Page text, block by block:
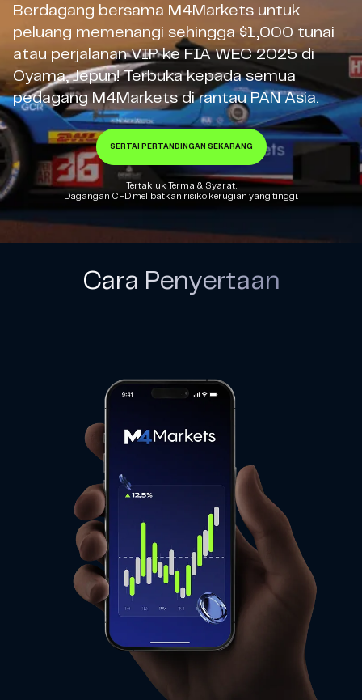
Berdagang bersama M4Markets untuk
peluang memenangi sehingga $1,000 tunai
atau perjalanan VIP ke FIA WEC 2025 di
Oyama, Jepun! Terbuka kepada semua
pedagang M4Markets di rantau PAN Asia.
SERTAI PERTANDINGAN SEKARANG
Tertakluk Terma & Syarat.
Dagangan CFD melibatkan risiko kerugian yang tinggi.
Cara Penyertaan